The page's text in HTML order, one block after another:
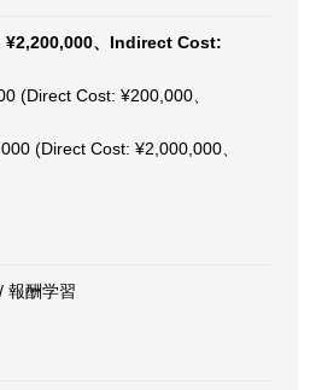
、Indirect Cost:
(Direct Cost: ¥200,000、
(Direct Cost: ¥2,000,000、
報酬学習